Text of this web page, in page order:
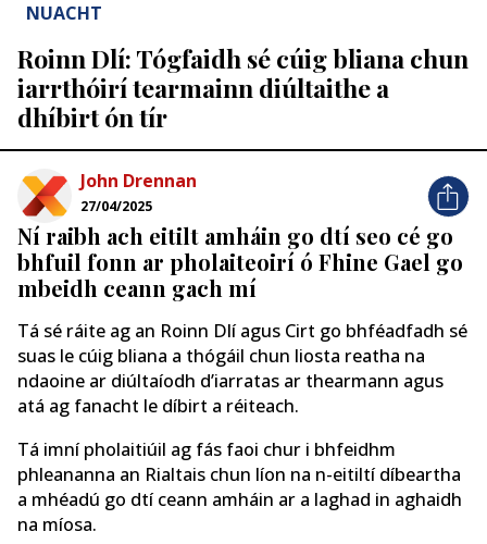
NUACHT
Roinn Dlí: Tógfaidh sé cúig bliana chun
iarrthóirí tearmainn diúltaithe a
dhíbirt ón tír
John Drennan
27/04/2025
Ní raibh ach eitilt amháin go dtí seo cé go
bhfuil fonn ar pholaiteoirí ó Fhine Gael go
mbeidh ceann gach mí
Tá sé ráite ag an Roinn Dlí agus Cirt go bhféadfadh sé
suas le cúig bliana a thógáil chun liosta reatha na
ndaoine ar diúltaíodh d’iarratas ar thearmann agus
atá ag fanacht le díbirt a réiteach.
Tá imní pholaitiúil ag fás faoi chur i bhfeidhm
phleananna an Rialtais chun líon na n-eitiltí díbeartha
a mhéadú go dtí ceann amháin ar a laghad in aghaidh
na míosa.